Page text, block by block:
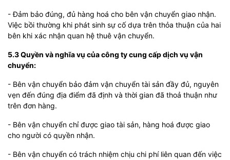
- Đảm bảo đúng, đủ hàng hoá cho bên vận chuyển giao nhận.
Việc bồi thường khi phát sinh sự cố dựa trên thỏa thuận của hai
bên khi xác nhận quan hệ thuê vận chuyển.
5.3 Quyền và nghĩa vụ củacông ty cung cấp dịch vụ vận
chuyển:
- Bên vận chuyển bảo đảm vận chuyển tài sản đầy đủ, nguyên
vẹn đến đúng địa điểm đã định và thời gian đã thoả thuận như
trên đơn hàng.
- Bên vận chuyển chỉ được giao tài sản, hàng hoá được giao
cho người có quyền nhận.
- Bên vận chuyển có trách nhiệm chịu chi phí liên quan đến việc